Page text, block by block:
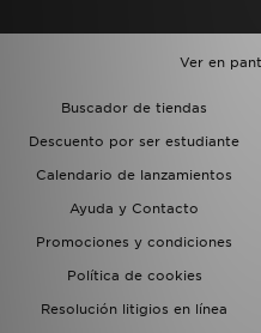
Ver en
Buscador de tiendas
Descuento por ser estudiante
Calendario de lanzamientos
Ayuda y Contacto
Promociones y condiciones
Política de cookies
Resolución litigios en línea